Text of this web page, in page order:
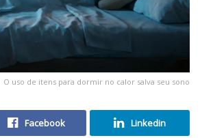
O uso de itens para dormir no calor salva seu sono
Facebook Linkedin